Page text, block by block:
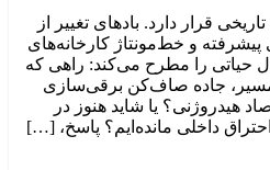
قرار دارد. بادهای تغییر از
و خط‌مونتاژ کارخانه‌های
حیاتی را مطرح می‌کند: راهی که
مسیر، جاده صاف‌کن برقی‌سازی
هیدروژنی؟ یا شاید هنوز در
داخلی مانده‌ایم؟ پاسخ، […]